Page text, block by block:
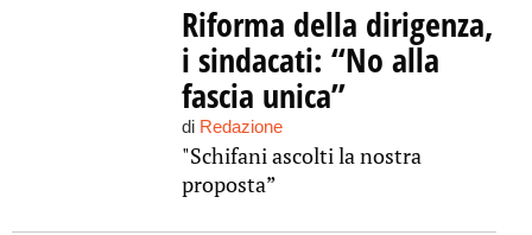
Riforma della dirigenza,
i sindacati: “No alla
fascia unica”
di Redazione
"Schifani ascolti la nostra
proposta”